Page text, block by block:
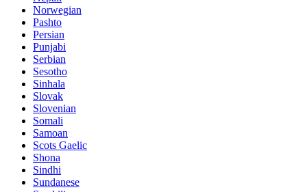
Norwegian
Pashto
Persian
Punjabi
Serbian
Sesotho
Sinhala
Slovak
Slovenian
Somali
Samoan
Scots Gaelic
Shona
Sindhi
Sundanese